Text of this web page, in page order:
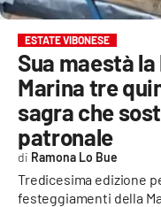
LAC TV
LAC NETWORK
LAC ONAIR
LaC
Network
LACPLAY.IT
ESTATE VIBONESE
Sua maestà
Marina tre
sagra che
patronale
Tredicesima edizione
festeggiamenti della
Ramona Lo Bue